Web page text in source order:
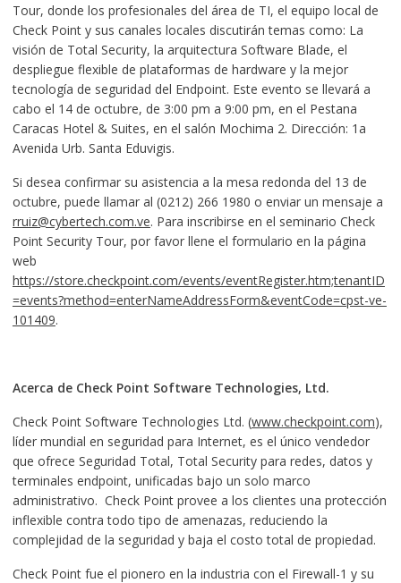
Tour, donde los profesionales del área de TI, el equipo local de
Check Point y sus canales locales discutirán temas como: La
visión de Total Security, la arquitectura Software Blade, el
despliegue flexible de plataformas de hardware y la mejor
tecnología de seguridad del Endpoint. Este evento se llevará a
cabo el 14 de octubre, de 3:00 pm a 9:00 pm, en el Pestana
Caracas Hotel & Suites, en el salón Mochima 2. Dirección: 1a
Avenida Urb. Santa Eduvigis.
Si desea confirmar su asistencia a la mesa redonda del 13 de
octubre, puede llamar al (0212) 266 1980 o enviar un mensaje a
rruiz@cybertech.com.ve. Para inscribirse en el seminario Check
Point Security Tour, por favor llene el formulario en la página
web
https://store.checkpoint.com/events/eventRegister.htm;tenantID
=events?method=enterNameAddressForm&eventCode=cpst-ve-
101409.
Acerca de Check Point Software Technologies, Ltd.
Check Point Software Technologies Ltd. (www.checkpoint.com),
líder mundial en seguridad para Internet, es el único vendedor
que ofrece Seguridad Total, Total Security para redes, datos y
terminales endpoint, unificadas bajo un solo marco
administrativo. Check Point provee a los clientes una protección
inflexible contra todo tipo de amenazas, reduciendo la
complejidad de la seguridad y baja el costo total de propiedad.
Check Point fue el pionero en la industria con el Firewall-1 y su